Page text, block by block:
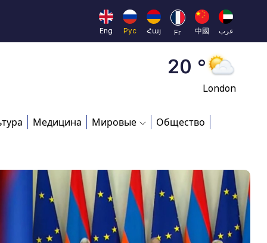
Eng
Рус Հայ Fr 中國 عرب 45 °
Dubai
20 °
London
Beijing
Brussels
16 °
Rome
Медицина Мировые Общество